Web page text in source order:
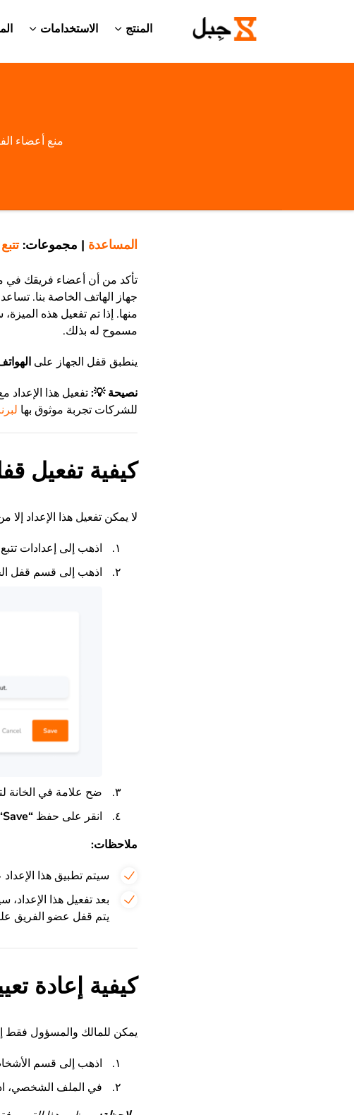
المنتج الاستخدامات
منع أعضاء
المساعدة | مجموعات:
تأكد من أن أعضاء فريقك في
جهاز الهاتف الخاصة بنا.
منها. إذا تم تفعيل هذه
مسموح له بذلك.
ينطبق قفل الجهاز على
نصيحة 💡:تفعيل هذا الإعداد
للشركات تجربة موثوق بها
كيفية تفعيل
لا يمكن تفعيل هذا الإعداد إلا
اذهب إلى إعدادات
اذهب إلى قسم قفل
ضح علامة في الخانة
انقر على حفظ “
Save
ملاحظات:
سيتم تطبيق هذا
بعد تفعيل هذا
يتم قفل عضو الفريق
كيفية إعادة
يمكن للمالك والمسؤول فقط
اذهب إلى قسم
في الملف الشخصي،